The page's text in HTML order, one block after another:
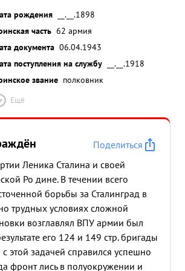
рождения
__.__.1898
часть 62 армия
документа 06.04.1943
поступления на службу
__.__.1918
звание полковник
Ещё
Поделиться
Леника Сталина и своей
Ро дине. В течении всего
борьбы за Сталинград в
трудных условиях сложной
возглавлял ВПУ армии был
его 124 и 149 стр. бригады
этой задачей справился успешно
фронт лись в полуокружении и